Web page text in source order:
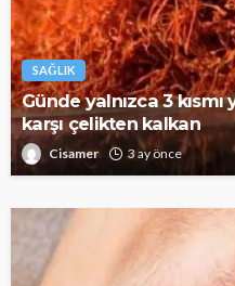
SAĞLIK
Günde yalnızca 3
karşı çelikten kalkan
Cisamer 3 ay önce